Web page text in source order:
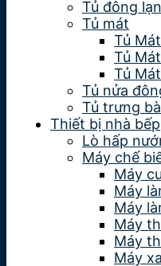
Tủ đông
Tủ mát
Tủ
Tủ
Tủ
Tủ nửa
Tủ trưng
Thiết bị nhà bếp
Lò hấp
Máy chế
Máy
Máy
Máy
Máy
Máy
Máy